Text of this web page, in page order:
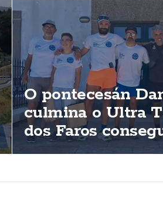
O pontecesán
culmina o Ultra
dos Faros
para ASFEGA